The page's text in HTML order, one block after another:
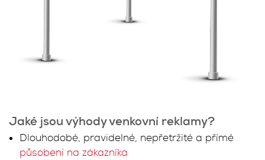
Jaké jsou výhody venkovní reklamy?
Dlouhodobé, pravidelné, nepřetržité a přímé
působení na zákazníka